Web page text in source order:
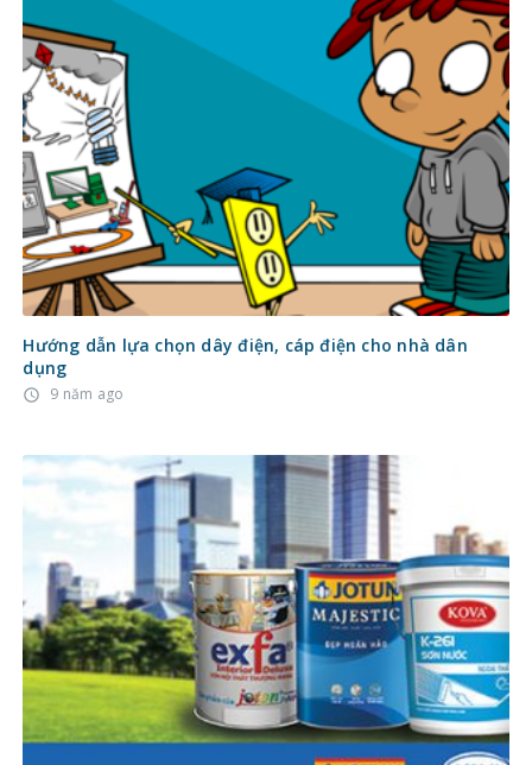
Hướng dẫn lựa chọn dây điện, cáp điện cho nhà dân
dụng
access_time 9 năm ago